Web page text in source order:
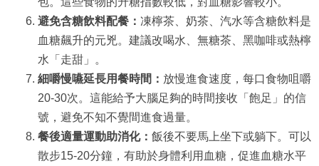
避免含糖飲料配餐： 凍檸茶、奶茶、汽水等含糖飲料是
血糖飆升的元兇。建議改喝水、無糖茶、黑咖啡或熱檸
水「走甜」。
細嚼慢嚥延長用餐時間： 放慢進食速度，每口食物咀嚼
20-30次。這能給予大腦足夠的時間接收「飽足」的信
號，避免不知不覺間進食過量。
餐後適量運動助消化： 飯後不要馬上坐下或躺下。可以
散步15-20分鐘，有助於身體利用血糖，促進血糖水平